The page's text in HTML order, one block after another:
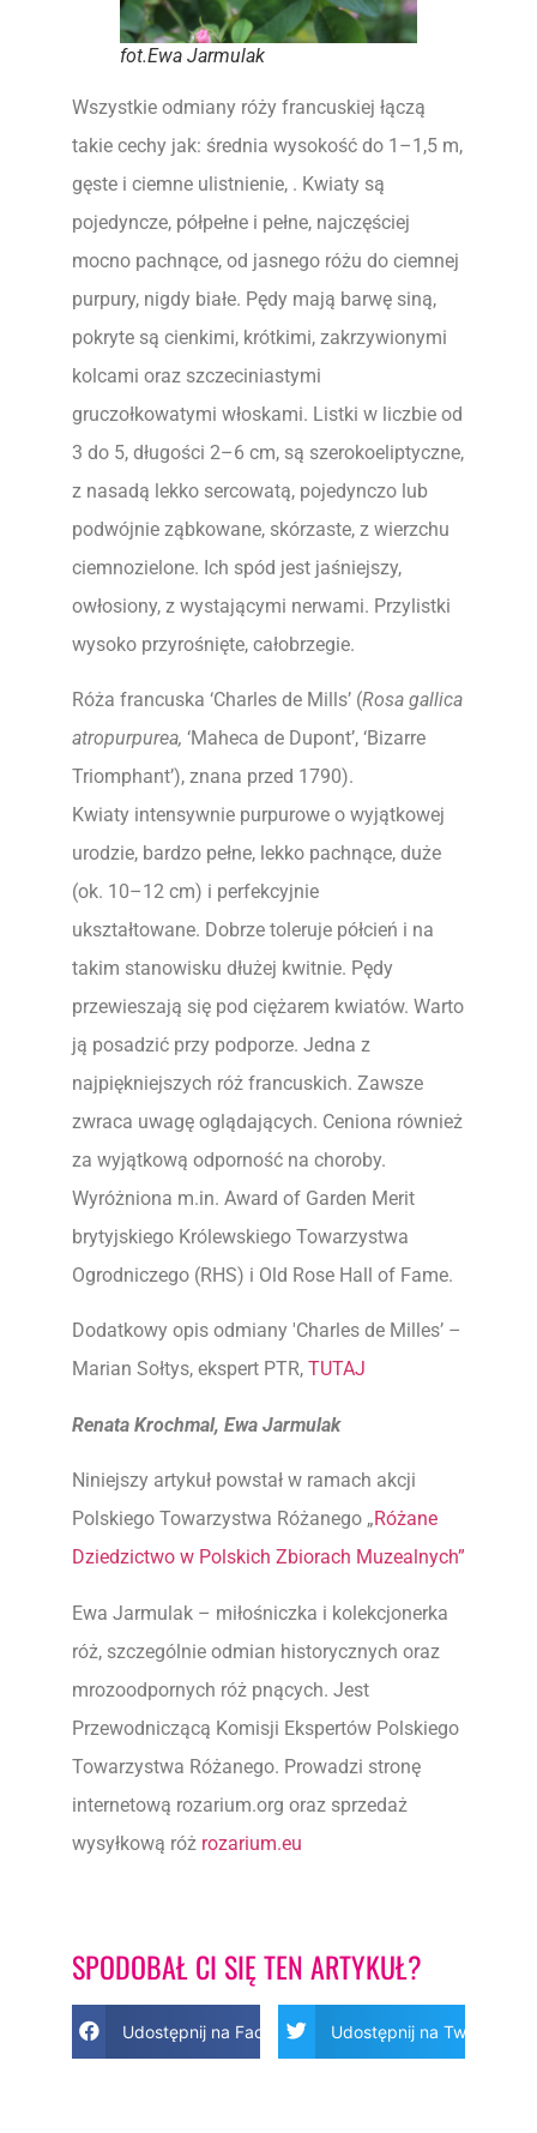
fot.Ewa Jarmulak
Wszystkie odmiany róży francuskiej łączą
takie cechy jak: średnia wysokość do 1–1,5 m,
gęste i ciemne ulistnienie, . Kwiaty są
pojedyncze, półpełne i pełne, najczęściej
mocno pachnące, od jasnego różu do ciemnej
purpury, nigdy białe. Pędy mają barwę siną,
pokryte są cienkimi, krótkimi, zakrzywionymi
kolcami oraz szczeciniastymi
gruczołkowatymi włoskami. Listki w liczbie od
3 do 5, długości 2–6 cm, są szerokoeliptyczne,
z nasadą lekko sercowatą, pojedynczo lub
podwójnie ząbkowane, skórzaste, z wierzchu
ciemnozielone. Ich spód jest jaśniejszy,
owłosiony, z wystającymi nerwami. Przylistki
wysoko przyrośnięte, całobrzegie.
Róża francuska ‘Charles de Mills’ (Rosa gallica
atropurpurea, ‘Maheca de Dupont’, ‘Bizarre
Triomphant’), znana przed 1790).
Kwiaty intensywnie purpurowe o wyjątkowej
urodzie, bardzo pełne, lekko pachnące, duże
(ok. 10–12 cm) i perfekcyjnie
ukształtowane. Dobrze toleruje półcień i na
takim stanowisku dłużej kwitnie. Pędy
przewieszają się pod ciężarem kwiatów. Warto
ją posadzić przy podporze. Jedna z
najpiękniejszych róż francuskich. Zawsze
zwraca uwagę oglądających. Ceniona również
za wyjątkową odporność na choroby.
Wyróżniona m.in. Award of Garden Merit
brytyjskiego Królewskiego Towarzystwa
Ogrodniczego (RHS) i Old Rose Hall of Fame.
Dodatkowy opis odmiany 'Charles de Milles’ –
Marian Sołtys, ekspert PTR, TUTAJ
Renata Krochmal, Ewa Jarmulak
Niniejszy artykuł powstał w ramach akcji
Polskiego Towarzystwa Różanego „Różane
Dziedzictwo w Polskich Zbiorach Muzealnych”
Ewa Jarmulak – miłośniczka i kolekcjonerka
róż, szczególnie odmian historycznych oraz
mrozoodpornych róż pnących. Jest
Przewodniczącą Komisji Ekspertów Polskiego
Towarzystwa Różanego. Prowadzi stronę
internetową rozarium.org oraz sprzedaż
wysyłkową róż rozarium.eu
SPODOBAŁ CI SIĘ TEN ARTYKUŁ?
Udostępnij na Facebook Udostępnij na Twitter